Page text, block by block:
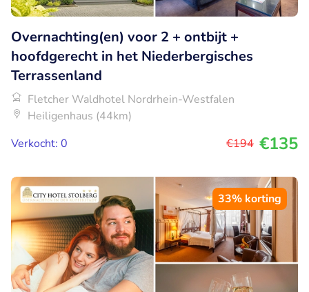
Overnachting(en) voor 2 + ontbijt +
hoofdgerecht in het Niederbergisches
Terrassenland
Fletcher Waldhotel Nordrhein-Westfalen
Heiligenhaus (44km)
Verkocht: 0
€194 €135
33% korting